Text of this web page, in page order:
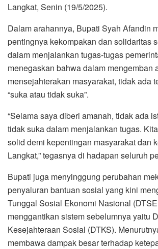
Langkat, Senin (19/5/2025).
Dalam arahannya, Bupati Syah Afandin
pentingnya kekompakan dan solidaritas
dalam menjalankan tugas-tugas
menegaskan bahwa dalam mengemban
mensejahterakan masyarakat, tidak ada
“suka atau tidak suka”.
“Selama saya diberi amanah, tidak ada
tidak suka dalam menjalankan tugas.
solid demi kepentingan masyarakat dan
Langkat,” tegasnya di hadapan seluruh
Bupati juga menyinggung perubahan
penyaluran bantuan sosial yang kini
Tunggal Sosial Ekonomi Nasional
menggantikan sistem sebelumnya yaitu
Kesejahteraan Sosial (DTKS).
membawa dampak besar terhadap